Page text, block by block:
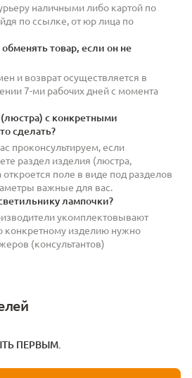
наличными либо картой по
по ссылке, от юр лица по
товар, если он не
и возврат осуществляется в
7-ми рабочих дней с момента
с конкретными
сделать?
проконсультируем, если
раздел изделия (люстра,
откроется поле в виде под разделов
важные для вас.
лампочки?
укомплектовывают
конкретному изделию нужно
(консультантов)
ПЕРВЫМ.